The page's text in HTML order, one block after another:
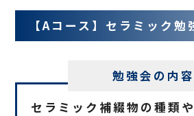
【Aコース】セラミック勉
勉強会の内容
セラミック補綴物の種類